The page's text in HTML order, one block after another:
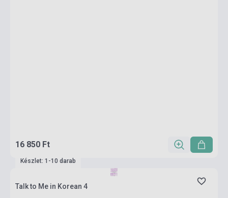
16 850 Ft
Készlet: 1-10 darab
Talk to Me in Korean 4